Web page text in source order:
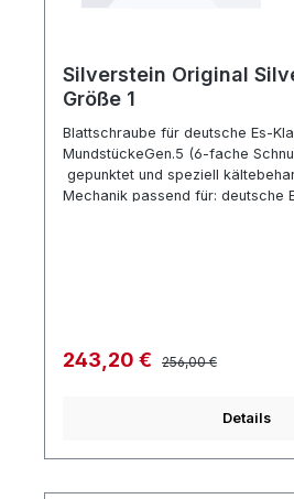
Silverstein Original
Größe 1
Blattschraube für deutsche Es-
MundstückeGen.5 (6-fache
gepunktet und speziell
Mechanik passend für: deutsche Es-Klarinette
Verkaufspreis:
243,20 € Regulärer Preis:
256,00 €
Details